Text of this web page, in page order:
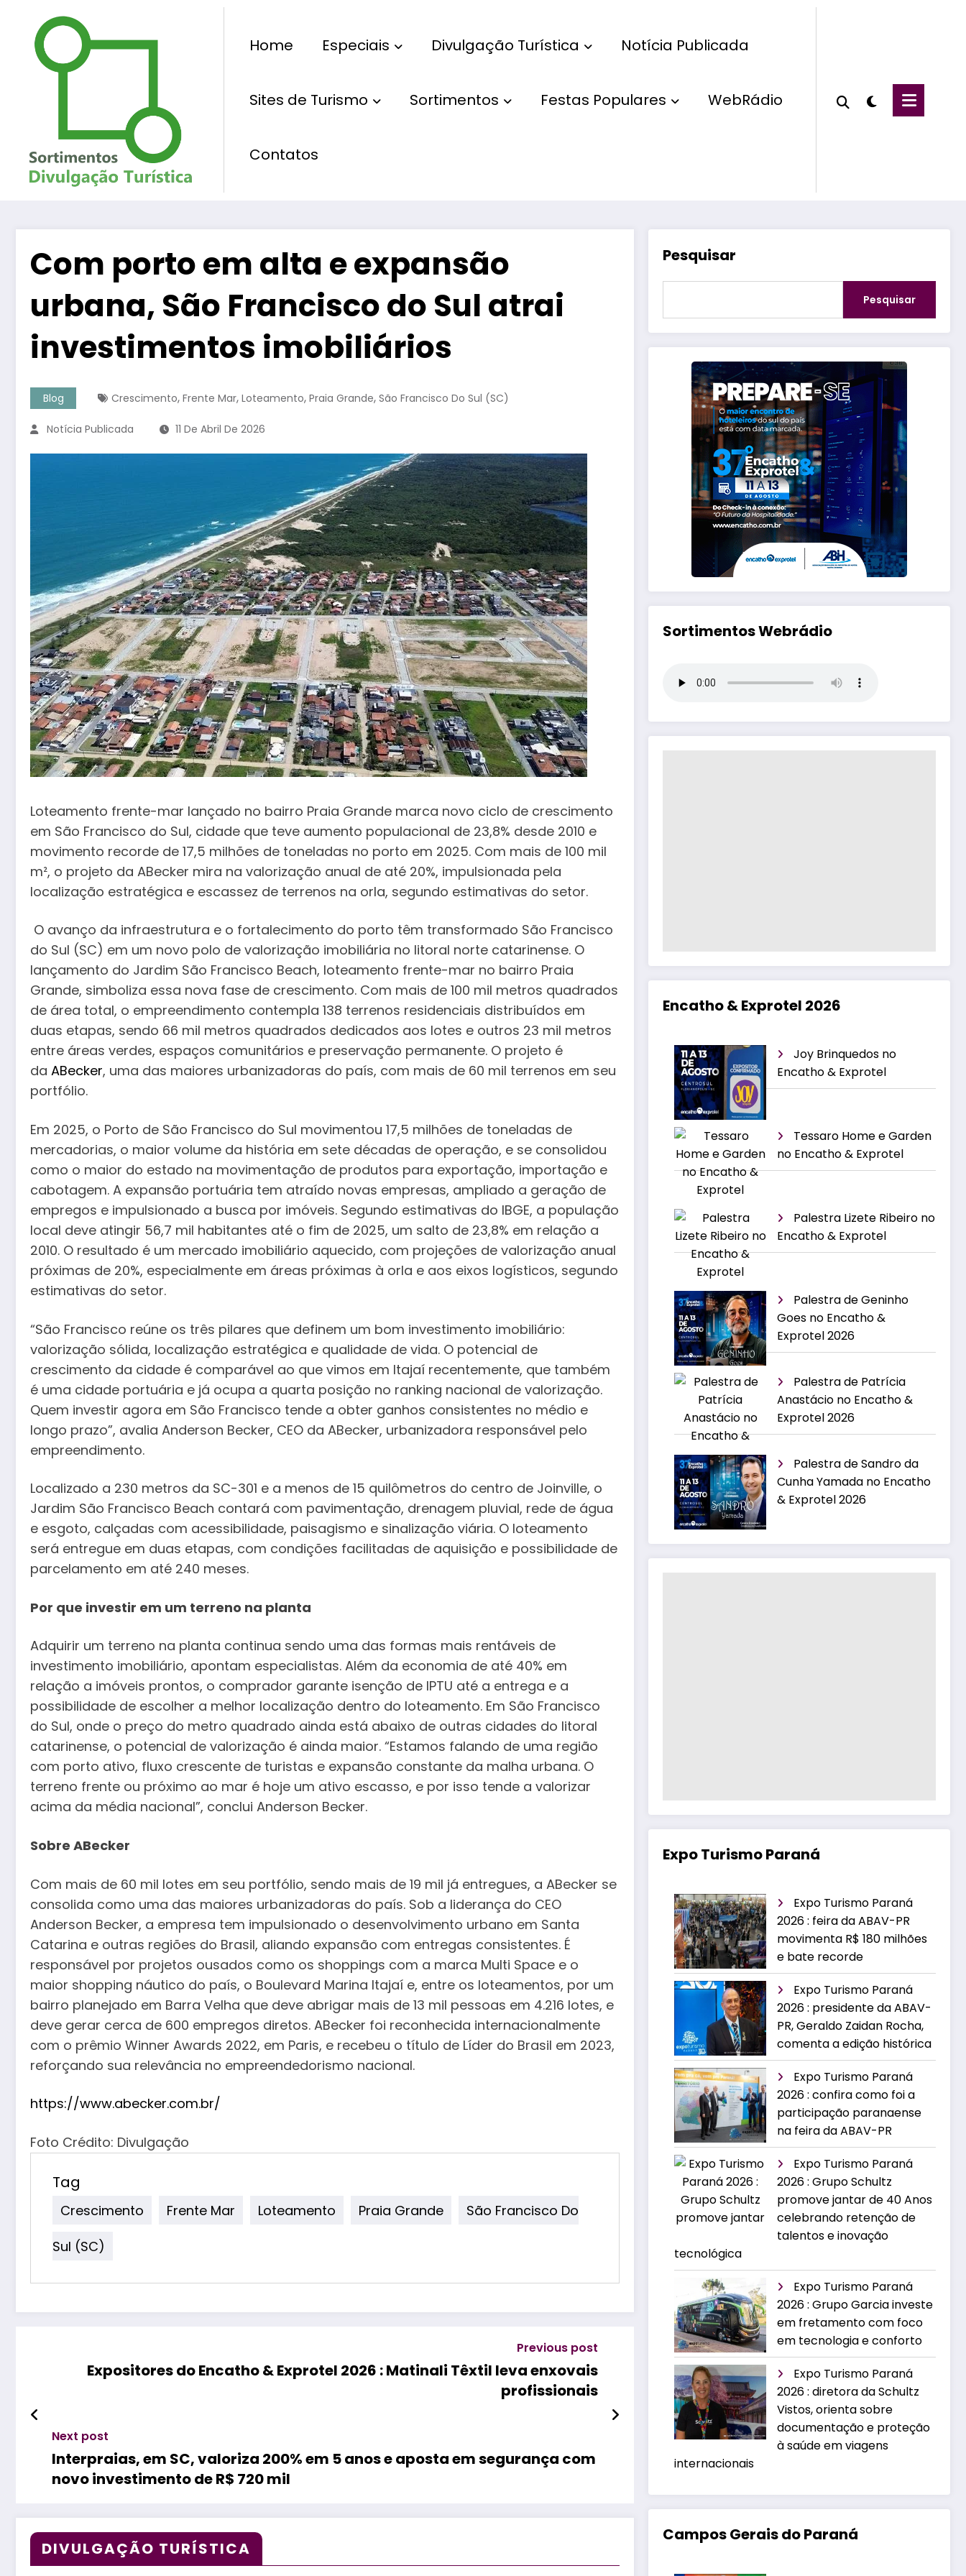
conteúdo
Home Especiais Divulgação Turística Notícia Publicada
Sites de Turismo Sortimentos Festas Populares WebRádio
Contatos
Com porto em alta e expansão
urbana, São Francisco do Sul atrai
investimentos imobiliários
Blog Crescimento, Frente Mar, Loteamento, Praia Grande, São Francisco Do Sul (SC)
Notícia Publicada 11 De Abril De 2026
Loteamento frente-mar lançado no bairro Praia Grande marca novo ciclo de crescimento
em São Francisco do Sul, cidade que teve aumento populacional de 23,8% desde 2010 e
movimento recorde de 17,5 milhões de toneladas no porto em 2025. Com mais de 100 mil
m², o projeto da ABecker mira na valorização anual de até 20%, impulsionada pela
localização estratégica e escassez de terrenos na orla, segundo estimativas do setor.
O avanço da infraestrutura e o fortalecimento do porto têm transformado São Francisco
do Sul (SC) em um novo polo de valorização imobiliária no litoral norte catarinense. O
lançamento do Jardim São Francisco Beach, loteamento frente-mar no bairro Praia
Grande, simboliza essa nova fase de crescimento. Com mais de 100 mil metros quadrados
de área total, o empreendimento contempla 138 terrenos residenciais distribuídos em
duas etapas, sendo 66 mil metros quadrados dedicados aos lotes e outros 23 mil metros
entre áreas verdes, espaços comunitários e preservação permanente. O projeto é
da ABecker, uma das maiores urbanizadoras do país, com mais de 60 mil terrenos em seu
portfólio.
Em 2025, o Porto de São Francisco do Sul movimentou 17,5 milhões de toneladas de
mercadorias, o maior volume da história em sete décadas de operação, e se consolidou
como o maior do estado na movimentação de produtos para exportação, importação e
cabotagem. A expansão portuária tem atraído novas empresas, ampliado a geração de
empregos e impulsionado a busca por imóveis. Segundo estimativas do IBGE, a população
local deve atingir 56,7 mil habitantes até o fim de 2025, um salto de 23,8% em relação a
2010. O resultado é um mercado imobiliário aquecido, com projeções de valorização anual
próximas de 20%, especialmente em áreas próximas à orla e aos eixos logísticos, segundo
estimativas do setor.
“São Francisco reúne os três pilares que definem um bom investimento imobiliário:
valorização sólida, localização estratégica e qualidade de vida. O potencial de
crescimento da cidade é comparável ao que vimos em Itajaí recentemente, que também
é uma cidade portuária e já ocupa a quarta posição no ranking nacional de valorização.
Quem investir agora em São Francisco tende a obter ganhos consistentes no médio e
longo prazo”, avalia Anderson Becker, CEO da ABecker, urbanizadora responsável pelo
empreendimento.
Localizado a 230 metros da SC-301 e a menos de 15 quilômetros do centro de Joinville, o
Jardim São Francisco Beach contará com pavimentação, drenagem pluvial, rede de água
e esgoto, calçadas com acessibilidade, paisagismo e sinalização viária. O loteamento
será entregue em duas etapas, com condições facilitadas de aquisição e possibilidade de
parcelamento em até 240 meses.
Por que investir em um terreno na planta
Adquirir um terreno na planta continua sendo uma das formas mais rentáveis de
investimento imobiliário, apontam especialistas. Além da economia de até 40% em
relação a imóveis prontos, o comprador garante isenção de IPTU até a entrega e a
possibilidade de escolher a melhor localização dentro do loteamento. Em São Francisco
do Sul, onde o preço do metro quadrado ainda está abaixo de outras cidades do litoral
catarinense, o potencial de valorização é ainda maior. “Estamos falando de uma região
com porto ativo, fluxo crescente de turistas e expansão constante da malha urbana. O
terreno frente ou próximo ao mar é hoje um ativo escasso, e por isso tende a valorizar
acima da média nacional”, conclui Anderson Becker.
Sobre ABecker
Com mais de 60 mil lotes em seu portfólio, sendo mais de 19 mil já entregues, a ABecker se
consolida como uma das maiores urbanizadoras do país. Sob a liderança do CEO
Anderson Becker, a empresa tem impulsionado o desenvolvimento urbano em Santa
Catarina e outras regiões do Brasil, aliando expansão com entregas consistentes. É
responsável por projetos ousados como os shoppings com a marca Multi Space e o
maior shopping náutico do país, o Boulevard Marina Itajaí e, entre os loteamentos, por um
bairro planejado em Barra Velha que deve abrigar mais de 13 mil pessoas em 4.216 lotes, e
deve gerar cerca de 600 empregos diretos. ABecker foi reconhecida internacionalmente
com o prêmio Winner Awards 2022, em Paris, e recebeu o título de Líder do Brasil em 2023,
reforçando sua relevância no empreendedorismo nacional.
https://www.abecker.com.br/
Foto Crédito: Divulgação
Tag
Crescimento Frente Mar Loteamento Praia Grande
São Francisco Do
Sul (SC)
Previous post
Expositores do Encatho & Exprotel 2026 : Matinali Têxtil leva enxovais
profissionais
Next post
Interpraias, em SC, valoriza 200% em 5 anos e aposta em segurança com
novo investimento de R$ 720 mil
DIVULGAÇÃO TURÍSTICA
Pesquisar
Pesquisar
Sortimentos Webrádio
Encatho & Exprotel 2026
Joy Brinquedos no
Encatho & Exprotel
Tessaro Home e Garden
no Encatho & Exprotel
Palestra Lizete Ribeiro no
Encatho & Exprotel
Palestra de Geninho
Goes no Encatho &
Exprotel 2026
Palestra de Patrícia
Anastácio no Encatho &
Exprotel 2026
Palestra de Sandro da
Cunha Yamada no Encatho
& Exprotel 2026
Expo Turismo Paraná
Expo Turismo Paraná
2026 : feira da ABAV-PR
movimenta R$ 180 milhões
e bate recorde
Expo Turismo Paraná
2026 : presidente da ABAV-
PR, Geraldo Zaidan Rocha,
comenta a edição histórica
Expo Turismo Paraná
2026 : confira como foi a
participação paranaense
na feira da ABAV-PR
Expo Turismo Paraná
2026 : Grupo Schultz
promove jantar de 40 Anos
celebrando retenção de
talentos e inovação
tecnológica
Expo Turismo Paraná
2026 : Grupo Garcia investe
em fretamento com foco
em tecnologia e conforto
Expo Turismo Paraná
2026 : diretora da Schultz
Vistos, orienta sobre
documentação e proteção
à saúde em viagens
internacionais
Campos Gerais do Paraná